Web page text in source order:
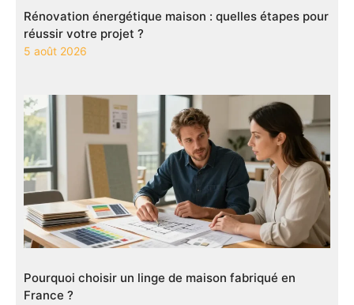
Rénovation énergétique maison : quelles étapes pour
réussir votre projet ?
5 août 2026
Pourquoi choisir un linge de maison fabriqué en
France ?